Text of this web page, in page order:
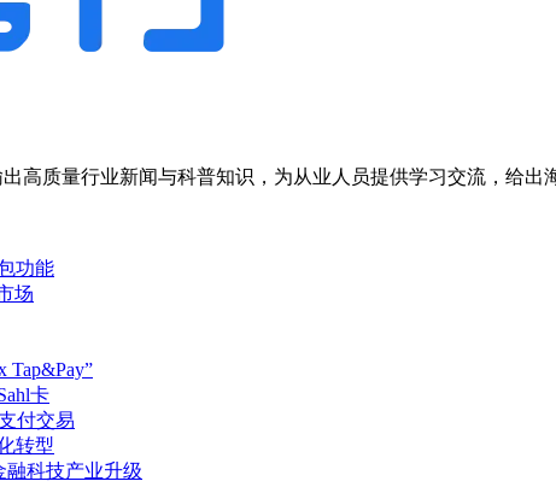
高质量行业新闻与科普知识，为从业人员提供学习交流，给出
功能
场
Tap&Pay”
卡
付交易
转型
融科技产业升级